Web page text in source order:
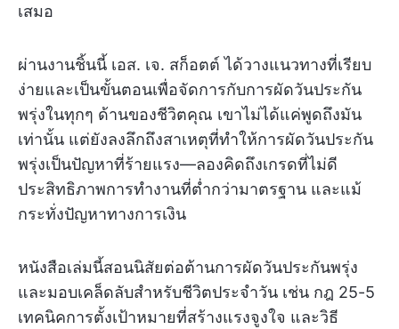
เสมอ
ผ่านงานชิ้นนี้ เอส. เจ. สก็อตต์ ได้วางแนวทางที่เรียบ
ง่ายและเป็นขั้นตอนเพื่อจัดการกับการผัดวันประกัน
พรุ่งในทุกๆ ด้านของชีวิตคุณ เขาไม่ได้แค่พูดถึงมัน
เท่านั้น แต่ยังลงลึกถึงสาเหตุที่ทำให้การผัดวันประกัน
พรุ่งเป็นปัญหาที่ร้ายแรง—ลองคิดถึงเกรดที่ไม่ดี
ประสิทธิภาพการทำงานที่ต่ำกว่ามาตรฐาน และแม้
กระทั่งปัญหาทางการเงิน
หนังสือเล่มนี้สอนนิสัยต่อต้านการผัดวันประกันพรุ่ง
และมอบเคล็ดลับสำหรับชีวิตประจำวัน เช่น กฎ 25-5
เทคนิคการตั้งเป้าหมายที่สร้างแรงจูงใจ และวิธี